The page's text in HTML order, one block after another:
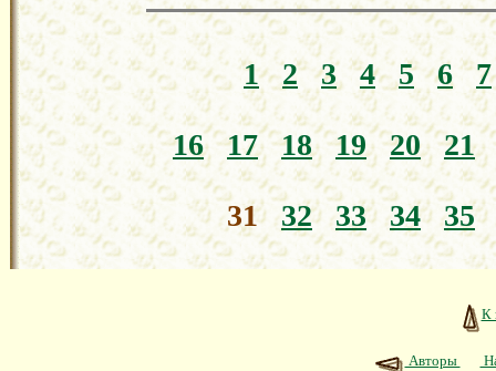
1 2 3 4 5 6 7
16 17 18 19 20 21
31 32 33 34 35
К
Авторы